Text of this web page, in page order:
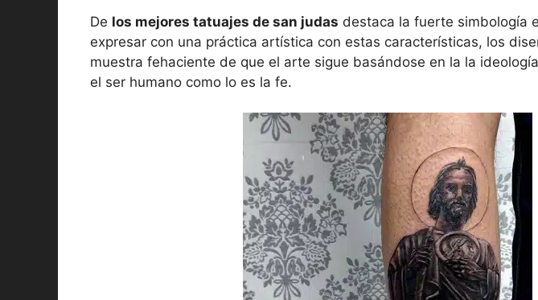
De los mejores tatuajes de san judas destaca la fuerte simbología
expresar con una práctica artística con estas características, los
muestra fehaciente de que el arte sigue basándose en la la
el ser humano como lo es la fe.